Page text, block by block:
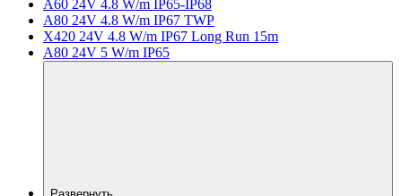
A60 24V 4.8 W/m IP65-IP68
A80 24V 4.8 W/m IP67 TWP
X420 24V 4.8 W/m IP67 Long Run 15m
A80 24V 5 W/m IP65